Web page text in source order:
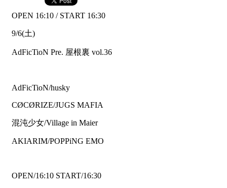
OPEN 16:10 / START 16:30
9/6(土)
AdFicTioN Pre. 屋根裏 vol.36
AdFicTioN/husky
CØCØRIZE/JUGS MAFIA
混沌少女/Village in Maier
AKIARIM/POPPiNG EMO
OPEN/16:10 START/16:30